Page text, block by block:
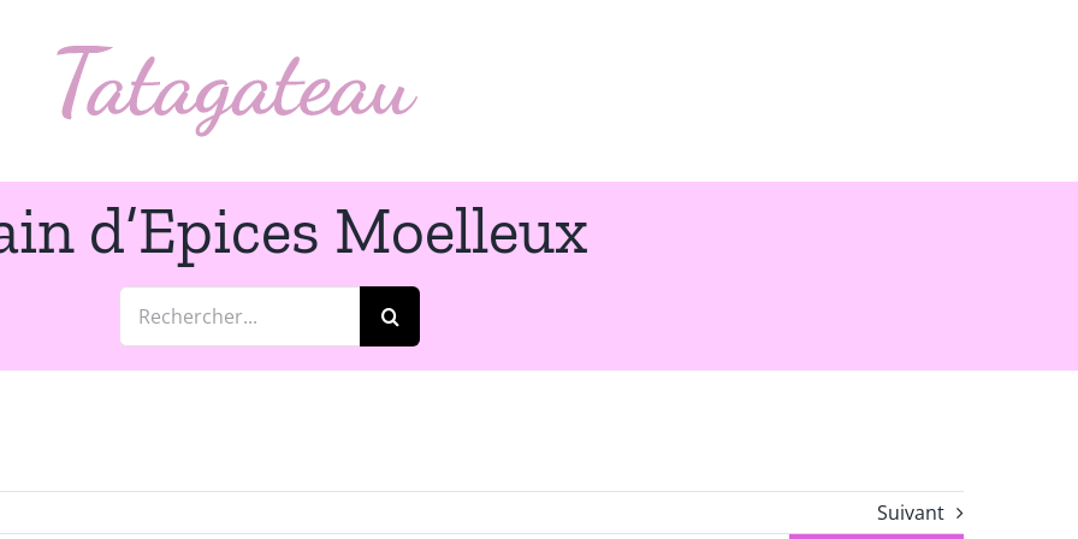
d’Epices Moelleux
Rechercher:
Suivant